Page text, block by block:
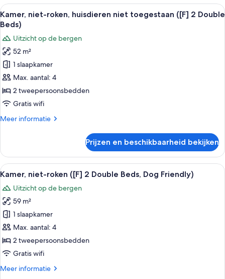
roken,
huisdieren
niet
toegestaan
([E]
2QueenBeds+SmallRaisedSpace,
PAX5)
Alle
foto's
voor
Kamer,
niet-
roken,
huisdieren
niet
toegestaan
2
laden
Een moderne kamer met een
24
Kamer, niet-roken, huisdieren niet toegestaan ([F] 2 Double
Beds)
Uitzicht op de bergen
52 m²
1 slaapkamer
Max. aantal: 4
2 tweepersoonsbedden
Gratis wifi
Meer informatie
Meer
niet-
roken,
huisdieren
toegestaan
([F]
2
Double
Beds)
Prijzen en beschikbaarheid bekijken
Alle
foto's
voor
Kamer,
niet-
roken
([F]
2
Beds,
Een moderne woonkamer met een
25
Kamer, niet-roken ([F] 2 Double Beds, Dog Friendly)
Uitzicht op de bergen
59 m²
1 slaapkamer
Max. aantal: 4
2 tweepersoonsbedden
Gratis wifi
Meer informatie
Meer